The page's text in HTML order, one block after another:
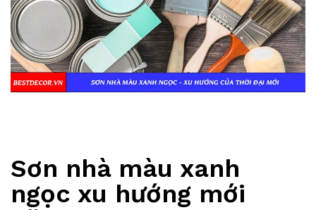
Sơn nhà màu xanh
ngọc xu hướng mới